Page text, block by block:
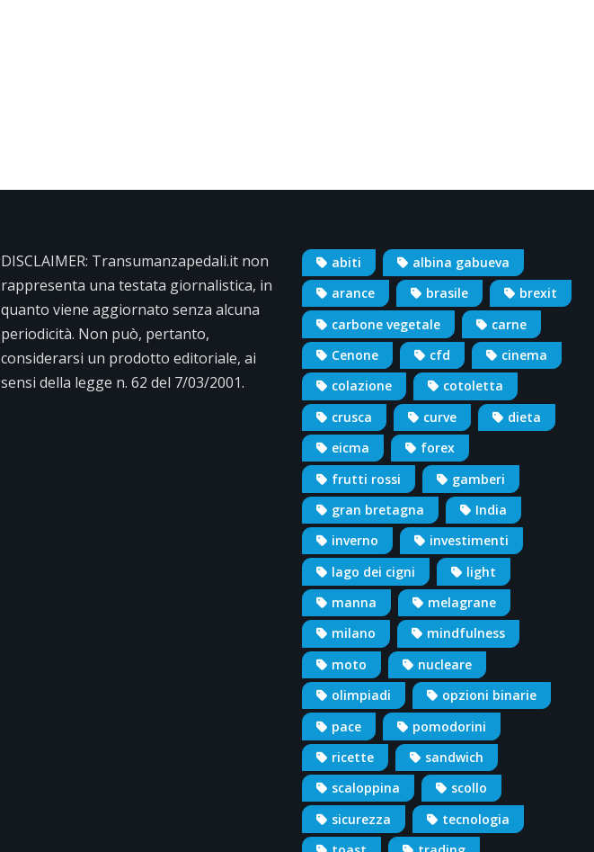
DISCLAIMER: Transumanzapedali.it non
rappresenta una testata giornalistica, in
quanto viene aggiornato senza alcuna
periodicità. Non può, pertanto,
considerarsi un prodotto editoriale, ai
sensi della legge n. 62 del 7/03/2001.
abiti
albina gabueva
arance
brasile
brexit
carbone vegetale
carne
Cenone
cfd
cinema
colazione
cotoletta
crusca
curve
dieta
eicma
forex
frutti rossi
gamberi
gran bretagna
India
inverno
investimenti
lago dei cigni
light
manna
melagrane
milano
mindfulness
moto
nucleare
olimpiadi
opzioni binarie
pace
pomodorini
ricette
sandwich
scaloppina
scollo
sicurezza
tecnologia